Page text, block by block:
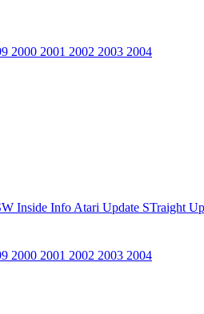
2000 2001 2002 2003 2004
Inside Info Atari Update STraight Up
2000 2001 2002 2003 2004